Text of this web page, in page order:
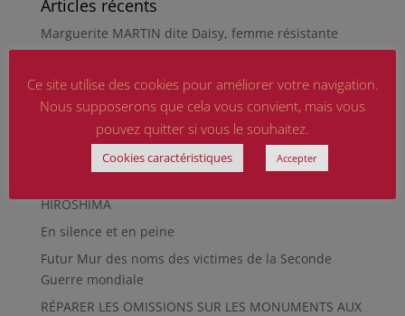
Articles récents
Marguerite MARTIN dite Daisy, femme résistante
d’aujourd’hui
Qu’est-ce qu’était le Sentier des Passeurs, durant la
Seconde Guerre mondiale, à Moussey ?
La revue « Entre les lignes » éditée par l’équipe du
musée de Besançon
HIROSHIMA
En silence et en peine
Futur Mur des noms des victimes de la Seconde
Guerre mondiale
RÉPARER LES OMISSIONS SUR LES MONUMENTS AUX
Ce site utilise des cookies pour améliorer votre navigation.
Nous supposerons que cela vous convient, mais vous
pouvez quitter si vous le souhaitez.
Cookies caractéristiques Accepter